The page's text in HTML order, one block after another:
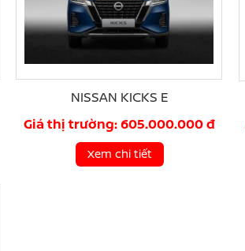
NISSAN KICKS E
Giá thị trường: 605.000.000 đ
Xem chi tiết